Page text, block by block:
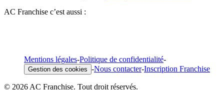
AC Franchise c’est aussi :
Mentions légales-Politique de confidentialité-
Gestion des cookies -Nous contacter-Inscription Franchise
© 2026 AC Franchise. Tout droit réservés.